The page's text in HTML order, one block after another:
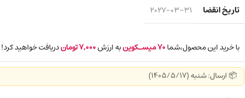
تاریخ انقضا 2027-03-31
با خرید این محصول،شما70میسـکوینبه ارزش7,000توماندریافت خواهید کرد!
📦 ارسال: شنبه (1405/5/17)